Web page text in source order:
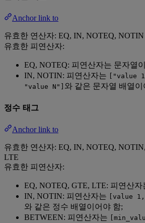
Anchor link to
유효한 연산자: EQ, IN, NOTEQ, NOTIN
유효한 피연산자:
EQ, NOTEQ: 피연산자는 문자열
IN, NOTIN: 피연산자는
["value
"value N"] 와 같은 문자열 배열이
정수 태그
Anchor link to
유효한 연산자: EQ, IN, NOTEQ,
LTE
유효한 피연산자:
EQ, NOTEQ, GTE, LTE: 피연산
IN, NOTIN: 피연산자는
[value
와 같은 정수 배열이어야 함;
BETWEEN: 피연산자는